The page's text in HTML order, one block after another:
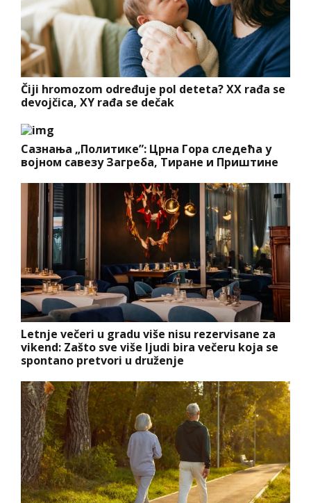
Čiji hromozom određuje pol deteta? XX rađa se
devojčica, XY rađa se dečak
Сазнања „Политике”: Црна Гора следећа у
војном савезу Загреба, Тиране и Приштине
Letnje večeri u gradu više nisu rezervisane za
vikend: Zašto sve više ljudi bira večeru koja se
spontano pretvori u druženje